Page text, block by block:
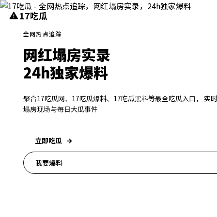
17吃瓜
全网热点追踪
网红塌房实录
24h独家爆料
聚合17吃瓜网、17吃瓜爆料、17吃瓜黑料等最全吃瓜入口， 实时
塌房现场与每日大瓜事件
立即吃瓜
我要爆料